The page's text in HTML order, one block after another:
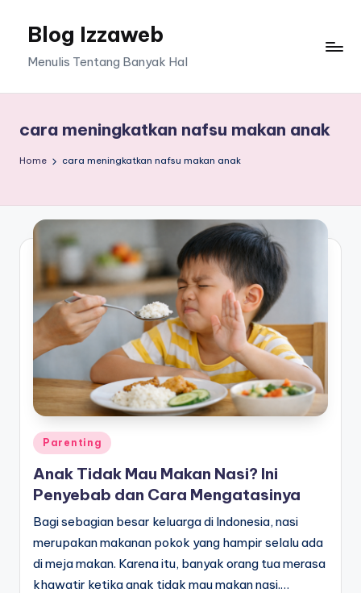
Blog Izzaweb
Menulis Tentang Banyak Hal
cara meningkatkan nafsu makan anak
Home cara meningkatkan nafsu makan anak
Posted
in
Parenting
Anak Tidak Mau Makan Nasi? Ini
Penyebab dan Cara Mengatasinya
Bagi sebagian besar keluarga di Indonesia, nasi
merupakan makanan pokok yang hampir selalu ada
di meja makan. Karena itu, banyak orang tua merasa
khawatir ketika anak tidak mau makan nasi.…